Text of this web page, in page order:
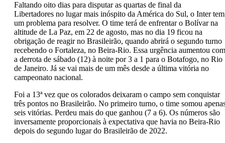
Faltando oito dias para disputar as quartas de final da
Libertadores no lugar mais inóspito da América do Sul, o Inter tem
um problema para resolver. O time terá de enfrentar o Bolívar na
altitude de La Paz, em 22 de agosto, mas no dia 19 ficou na
obrigação de reagir no Brasileirão, quando abrirá o segundo turno
recebendo o Fortaleza, no Beira-Rio. Essa urgência aumentou com
a derrota de sábado (12) à noite por 3 a 1 para o Botafogo, no Rio
de Janeiro. Já se vai mais de um mês desde a última vitória no
campeonato nacional.
Foi a 13ª vez que os colorados deixaram o campo sem conquistar
três pontos no Brasileirão. No primeiro turno, o time somou
seis vitórias. Perdeu mais do que ganhou (7 a 6). Os números são
inversamente proporcionais à expectativa que havia no Beira-Rio
depois do segundo lugar do Brasileirão de 2022.